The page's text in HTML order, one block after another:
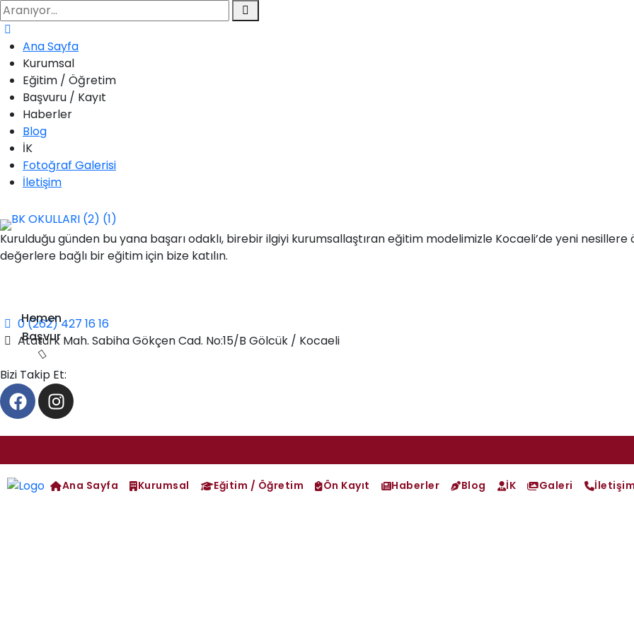
Ana Sayfa
Kurumsal
Eğitim / Öğretim
Başvuru / Kayıt
Haberler
Blog
İK
Fotoğraf Galerisi
İletişim
Kurulduğu günden bu yana başarı odaklı, birebir ilgiyi kurumsallaştıran eğitim modelimizle Kocaeli’de yeni
değerlere bağlı bir eğitim için bize katılın.
Hemen
Başvur
0 (262) 427 16 16
Atatürk Mah. Sabiha Gökçen Cad. No:15/B Gölcük / Kocaeli
Bizi Takip Et:
Ana Sayfa Kurumsal Eğitim / Öğretim Ön Kayıt Haberler Blog İK Galeri İletişim